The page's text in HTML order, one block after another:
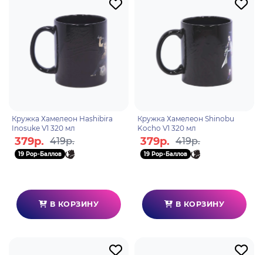
Кружка Хамелеон Hashibira
Inosuke V1 320 мл
379р. 419р.
19 Pop-Баллов
В КОРЗИНУ
Кружка Хамелеон Shinobu
Kocho V1 320 мл
379р. 419р.
19 Pop-Баллов
В КОРЗИНУ